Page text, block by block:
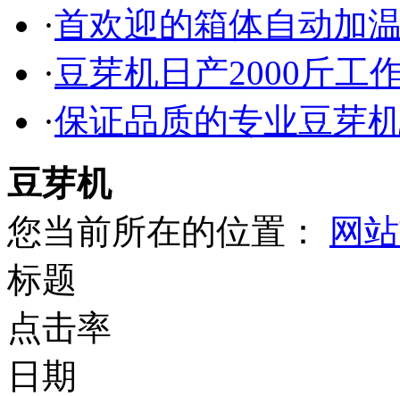
·首欢迎的箱体自动加
·豆芽机日产2000斤工
·保证品质的专业豆芽
豆芽机
您当前所在的位置：
网
标题
点击率
日期